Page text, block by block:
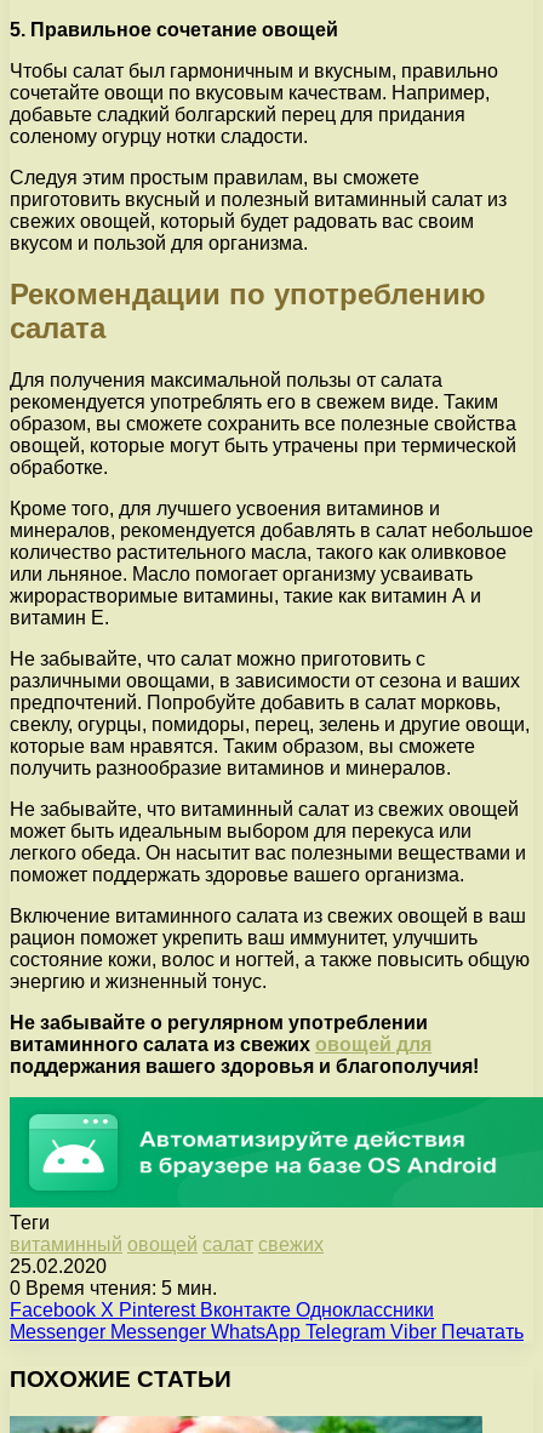
5. Правильное сочетание овощей
Чтобы салат был гармоничным и вкусным, правильно
сочетайте овощи по вкусовым качествам. Например,
добавьте сладкий болгарский перец для придания
соленому огурцу нотки сладости.
Следуя этим простым правилам, вы сможете
приготовить вкусный и полезный витаминный салат из
свежих овощей, который будет радовать вас своим
вкусом и пользой для организма.
Рекомендации по употреблению
салата
Для получения максимальной пользы от салата
рекомендуется употреблять его в свежем виде. Таким
образом, вы сможете сохранить все полезные свойства
овощей, которые могут быть утрачены при термической
обработке.
Кроме того, для лучшего усвоения витаминов и
минералов, рекомендуется добавлять в салат небольшое
количество растительного масла, такого как оливковое
или льняное. Масло помогает организму усваивать
жирорастворимые витамины, такие как витамин А и
витамин Е.
Не забывайте, что салат можно приготовить с
различными овощами, в зависимости от сезона и ваших
предпочтений. Попробуйте добавить в салат морковь,
свеклу, огурцы, помидоры, перец, зелень и другие овощи,
которые вам нравятся. Таким образом, вы сможете
получить разнообразие витаминов и минералов.
Не забывайте, что витаминный салат из свежих овощей
может быть идеальным выбором для перекуса или
легкого обеда. Он насытит вас полезными веществами и
поможет поддержать здоровье вашего организма.
Включение витаминного салата из свежих овощей в ваш
рацион поможет укрепить ваш иммунитет, улучшить
состояние кожи, волос и ногтей, а также повысить общую
энергию и жизненный тонус.
Не забывайте о регулярном употреблении
витаминного салата из свежих овощей для
поддержания вашего здоровья и благополучия!
Теги
витаминный овощей салат свежих
25.02.2020
0 Время чтения: 5 мин.
Facebook X Pinterest Вконтакте Одноклассники
Messenger Messenger WhatsApp Telegram Viber Печатать
ПОХОЖИЕ СТАТЬИ